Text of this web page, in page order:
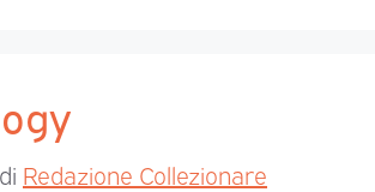
di Redazione Collezionare